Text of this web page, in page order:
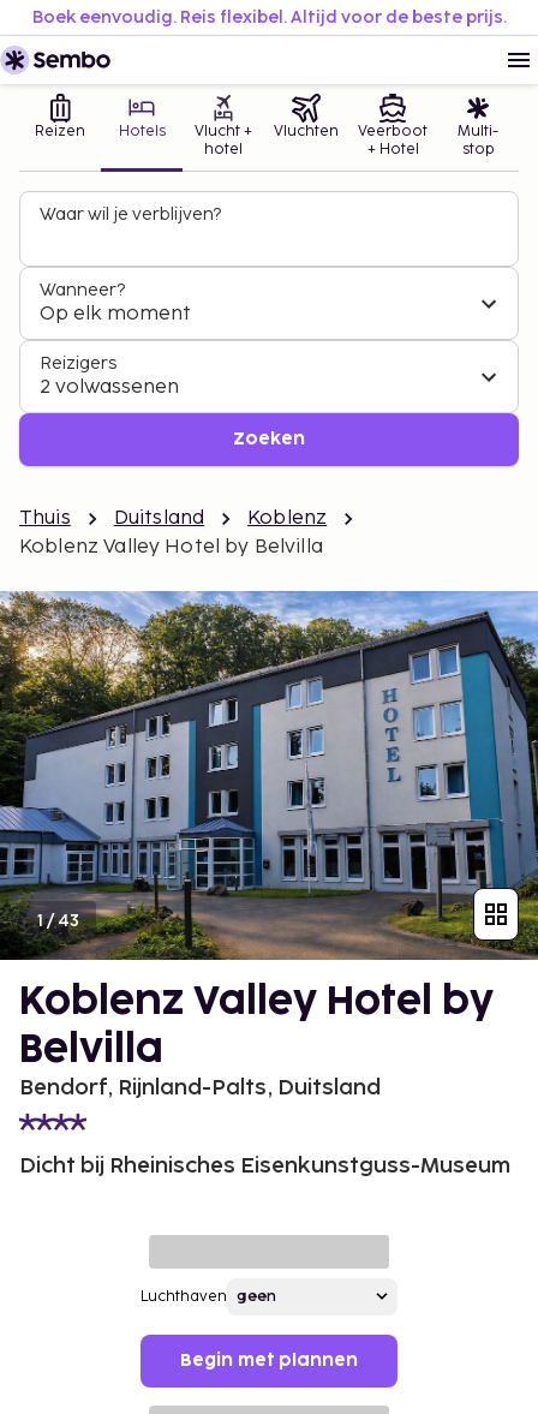
Boek eenvoudig. Reis flexibel. Altijd voor de beste prijs.
Reizen Hotels
Vlucht +
hotel
Vluchten
Veerboot
+ Hotel
Multi-
stop
Waar wil je verblijven?
Wanneer?
Op elk moment
Reizigers
2 volwassenen
Zoeken
Thuis Duitsland
Koblenz
Koblenz Valley Hotel by Belvilla
1/43
Koblenz Valley Hotel by
Belvilla
Bendorf, Rijnland-Palts, Duitsland
Dicht bij Rheinisches Eisenkunstguss-Museum
Luchthaven
Begin met plannen